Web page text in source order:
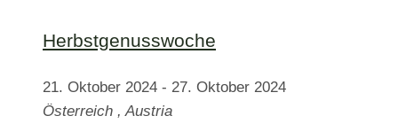
Herbstgenusswoche
21. Oktober 2024 - 27. Oktober 2024
Österreich , Austria